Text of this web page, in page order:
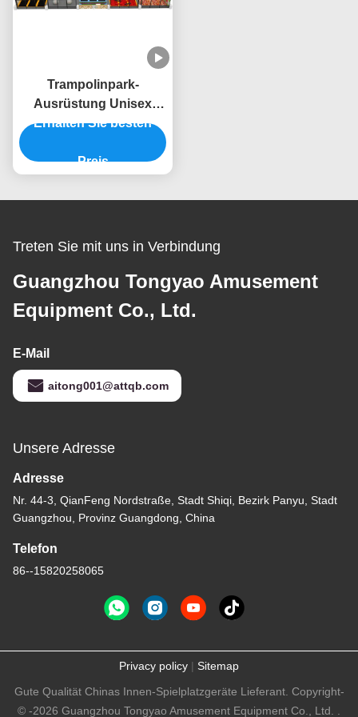
Trampolinpark-
Ausrüstung Unisex
Trampolin-Zentrum-
Zaunnetz
Erhalten Sie besten
Preis
Treten Sie mit uns in Verbindung
Guangzhou Tongyao Amusement
Equipment Co., Ltd.
E-Mail
aitong001@attqb.com
Unsere Adresse
Adresse
Nr. 44-3, QianFeng Nordstraße, Stadt Shiqi, Bezirk Panyu, Stadt
Guangzhou, Provinz Guangdong, China
Telefon
86--15820258065
Privacy policy | Sitemap
Gute Qualität Chinas Innen-Spielplatzgeräte Lieferant. Copyright-
© -2026 Guangzhou Tongyao Amusement Equipment Co., Ltd. .